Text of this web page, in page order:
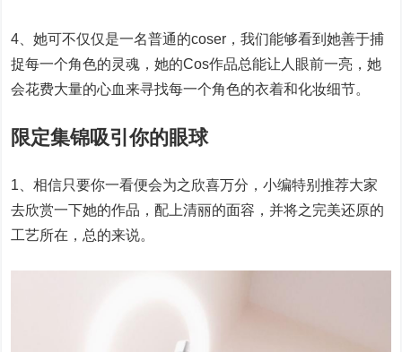
4、她可不仅仅是一名普通的coser，我们能够看到她善于捕
捉每一个角色的灵魂，她的Cos作品总能让人眼前一亮，她
会花费大量的心血来寻找每一个角色的衣着和化妆细节。
限定集锦吸引你的眼球
1、相信只要你一看便会为之欣喜万分，小编特别推荐大家
去欣赏一下她的作品，配上清丽的面容，并将之完美还原的
工艺所在，总的来说。